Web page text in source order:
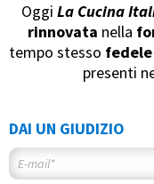
Oggi La Cucina
rinnovata nella
tempo stesso fedele
presenti
DAI UN GIUDIZIO